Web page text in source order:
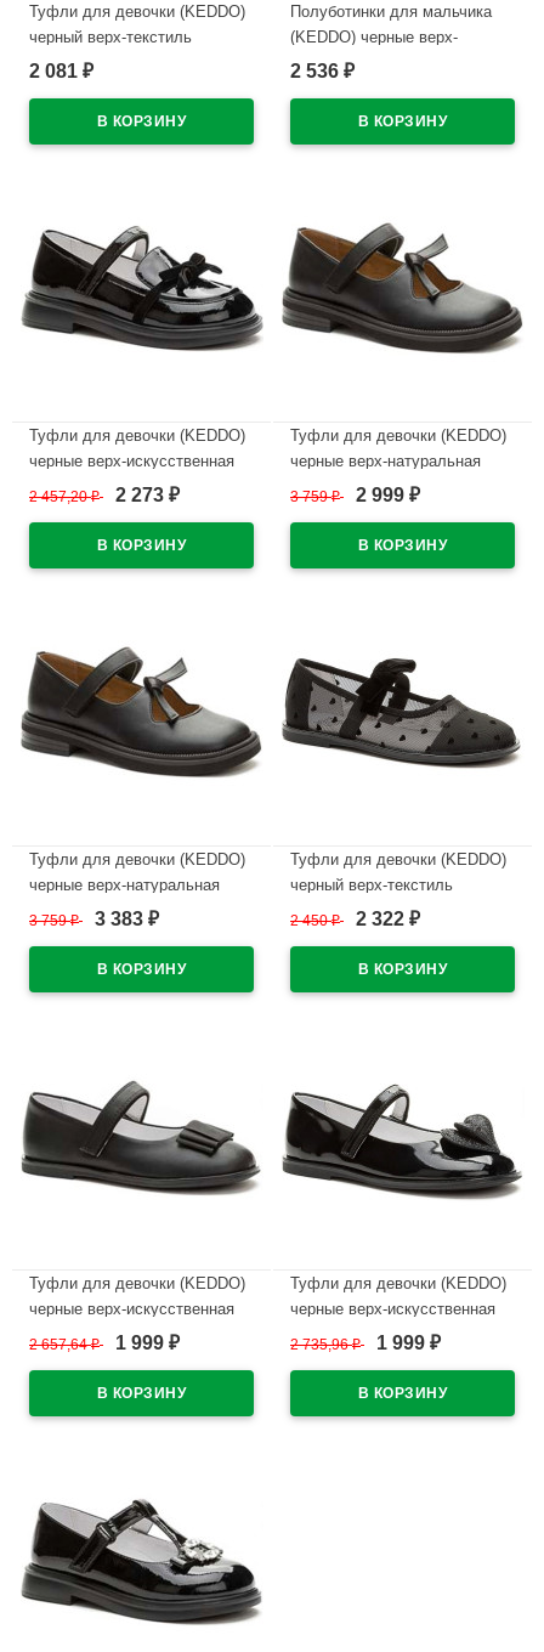
Туфли для девочки (KEDDO)
черный верх-текстиль
подкладка-натуральная кожа
2 081 ₽
Полуботинки для мальчика
(KEDDO) черные верх-
искусственная кожа
артикул 558145/25-01
2 536 ₽
Туфли для девочки (KEDDO)
черные верх-искусственная
кожа лак подкладка-
956401/06-02
2 457,20₽ 2 273 ₽
Туфли для девочки (KEDDO)
черные верх-натуральная
кожа подкладка-натуральная
3 759₽ 2 999 ₽
Туфли для девочки (KEDDO)
черные верх-натуральная
кожа подкладка-натуральная
3 759₽ 3 383 ₽
Туфли для девочки (KEDDO)
черный верх-текстиль
подкладка-натуральная кожа
2 450₽ 2 322 ₽
Туфли для девочки (KEDDO)
черные верх-искусственная
кожа лак подкладка-
956408/03-01
2 657,64₽ 1 999 ₽
Туфли для девочки (KEDDO)
черные верх-искусственная
кожа лак подкладка-
956408/04-02
2 735,96₽ 1 999 ₽